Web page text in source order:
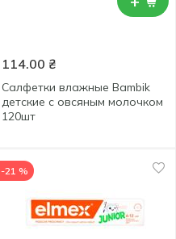
114.00 ₴
Салфетки влажные Bambik
детские с овсяным молочком
120шт
-21 %